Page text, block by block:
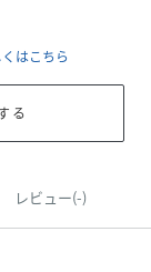
はこちら
る
レビュー(-)